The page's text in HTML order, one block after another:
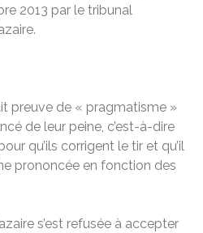
2013 par le tribunal
preuve de « pragmatisme »
de leur peine, c’est-à-dire
qu’ils corrigent le tir et qu’il
prononcée en fonction des
s’est refusée à accepter